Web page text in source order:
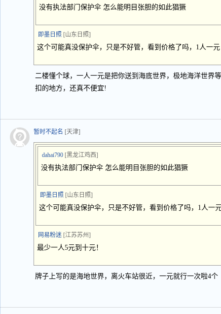
没有执法部门保护伞 怎么能明目张胆的如此猖獗
即墨日照 [山东日照]
这个可能真没保护伞，只是不好管，看到价格了吗，1人一
二楼懂个球，一人一元是把你送到海底世界，极地海洋世界
扣的地方，还真不便宜!
暂时不起名 [天津]
dahai790 [黑龙江鸡西]
没有执法部门保护伞 怎么能明目张胆的如此猖獗
即墨日照 [山东日照]
这个可能真没保护伞，只是不好管，看到价格了吗，1人一
网易粉迷 [江苏苏州]
最少一人5元到十元！
牌子上写的是海地世界，离火车站很近，一元就行一次啦4个